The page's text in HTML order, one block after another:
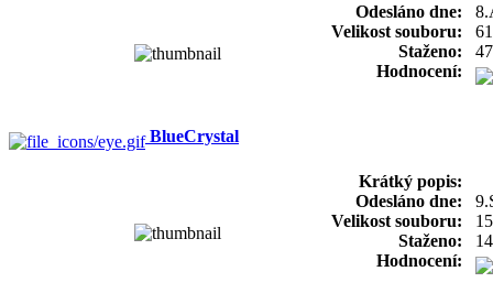
Odesláno dne:
Velikost souboru:
Staženo:
Hodnocení:
BlueCrystal
Krátký popis:
Odesláno dne:
Velikost souboru:
Staženo:
Hodnocení: